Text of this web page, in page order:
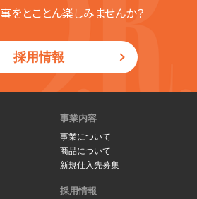
をとことん楽しみませんか？
採用情報
事業内容
事業について
商品について
新規仕入先募集
採用情報